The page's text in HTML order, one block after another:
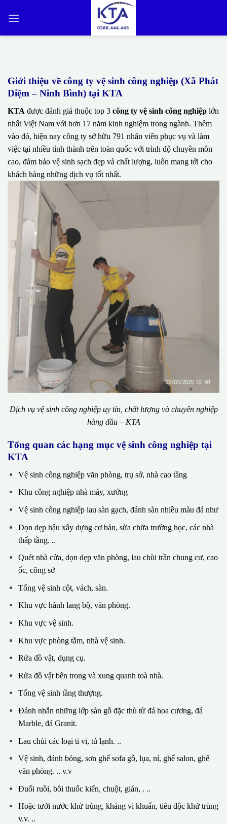
qua
Giới thiệu về công ty vệ sinh công nghiệp (Xã Phát
Diệm – Ninh Bình) tại KTA
KTA được đánh giá thuộc top 3 công ty vệ sinh công nghiệp lớn
nhất Việt Nam với hơn 17 năm kinh nghiệm trong ngành. Thêm
vào đó, hiện nay công ty sở hữu 791 nhân viên phục vụ và làm
việc tại nhiều tỉnh thành trên toàn quốc với trình độ chuyên môn
cao, đảm bảo vệ sinh sạch đẹp và chất lượng, luôn mang tới cho
khách hàng những dịch vụ tốt nhất.
Dịch vụ vệ sinh công nghiệp uy tín, chất lượng và chuyên nghiệp
hàng đầu – KTA
Tổng quan các hạng mục vệ sinh công nghiệp tại
KTA
Vệ sinh công nghiệp văn phòng, trụ sở, nhà cao tầng
Khu công nghiệp nhà máy, xưởng
Vệ sinh công nghiệp lau sàn gạch, đánh sàn nhiều màu đá như
Dọn dẹp hậu xây dựng cơ bản, sửa chữa trường học, các nhà
thấp tầng. ..
Quét nhà cửa, dọn dẹp văn phòng, lau chùi trần chung cư, cao
ốc, công sở
Tổng vệ sinh cột, vách, sàn.
Khu vực hành lang bộ, văn phòng.
Khu vực vệ sinh.
Khu vực phòng tắm, nhà vệ sinh.
Rửa đồ vật, dụng cụ.
Rửa đồ vật bên trong và xung quanh toà nhà.
Tổng vệ sinh tầng thượng.
Đánh nhẵn những lớp sàn gỗ đặc thù từ đá hoa cương, đá
Marble, đá Granit.
Lau chùi các loại ti vi, tủ lạnh. ..
Vệ sinh, đánh bóng, sơn ghế sofa gỗ, lụa, nỉ, ghế salon, ghế
văn phòng. .. v.v
Đuổi ruồi, bôi thuốc kiến, chuột, gián, . ..
Hoặc tưới nước khử trùng, kháng vi khuẩn, tiêu độc khử trùng
v.v. ..